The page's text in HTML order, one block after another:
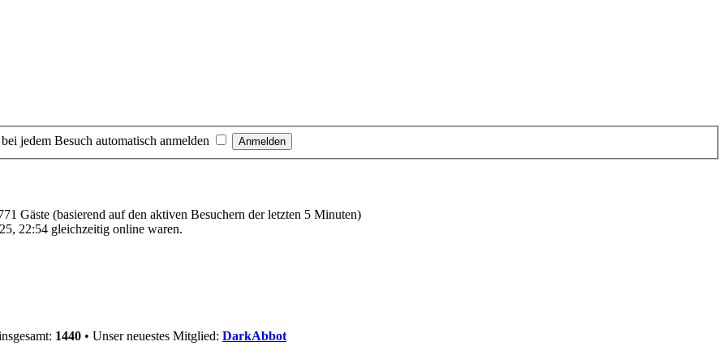
jedem Besuch automatisch anmelden
Gäste (basierend auf den aktiven Besuchern der letzten 5 Minuten)
22:54 gleichzeitig online waren.
1440 • Unser neuestes Mitglied: DarkAbbot